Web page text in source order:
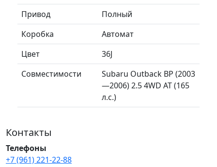
Привод
Полный
Коробка
Автомат
Цвет
36J
Совместимости
Subaru Outback BP (2003
—2006) 2.5 4WD AT (165
л.с.)
Контакты
Телефоны
+7 (961) 221-22-88